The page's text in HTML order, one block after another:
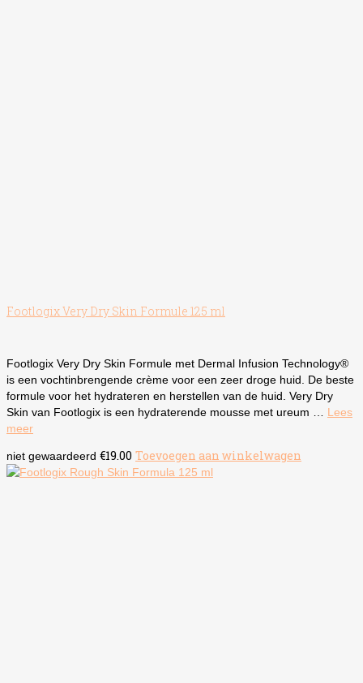
Footlogix Very Dry Skin Formule 125 ml
Footlogix Very Dry Skin Formule met Dermal Infusion Technology®
is een vochtinbrengende crème voor een zeer droge huid. De beste
formule voor het hydrateren en herstellen van de huid. Very Dry
Skin van Footlogix is een hydraterende mousse met ureum … Lees
meer
niet gewaardeerd €19.00 Toevoegen aan winkelwagen